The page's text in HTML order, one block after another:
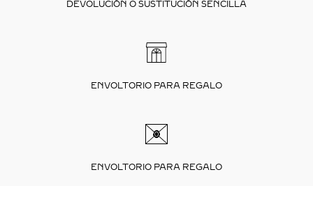
DEVOLUCIÓN O SUSTITUCIÓN SENCILLA
ENVOLTORIO PARA REGALO
ENVOLTORIO PARA REGALO